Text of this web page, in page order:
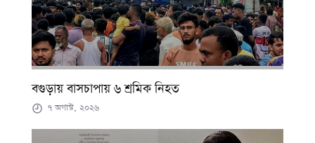
বগুড়ায় বাসচাপায় ৬ শ্রমিক নিহত
৭ অগাস্ট, ২০২৬